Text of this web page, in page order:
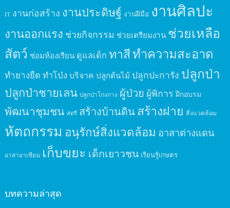
IT งานก่อสร้าง งานประดิษฐ์ งานฝีมือ งานศิลปะ
งานออกแรง ช่วยกิจกรรม ช่วยเตรียมงาน ช่วยเหลือ
สัตว์ ซ่อมห้องเรียน ดูแลเด็ก ทาสีทำความสะอาด
ทำยางยืด ทำโป่ง บริจาค ปลูกต้นไม้ ปลูกปะการัง ปลูกป่า
ปลูกป่าชายเลน ปลูกป่าโกงกาง ผู้ป่วย ผู้พิการ ฝึกอบรม
พัฒนาชุมชน สตรี สร้างบ้านดินสร้างฝาย สิ่งแวดล้อม
หัตถกรรม อนุรักษ์สิ่งแวดล้อม อาสาต่างแดน
อาสาอาเซียน เก็บขยะ เด็กเยาวชน เรียนรู้เกษตร
บทความล่าสุด